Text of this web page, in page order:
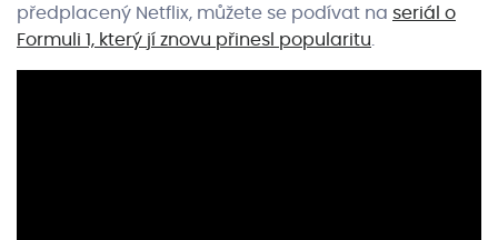
předplacený Netflix, můžete se podívat na seriál o
Formuli 1, který jí znovu přinesl popularitu